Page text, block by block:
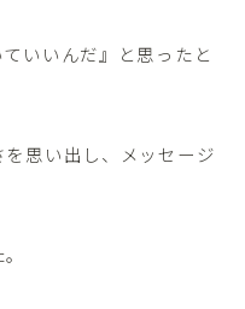
いいんだ』と思ったと
思い出し、メッセージ